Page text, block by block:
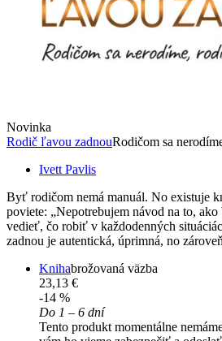
Novinka
Rodič ľavou zadnouRodičom sa
Ivett Pavlis
Byť rodičom nemá manuál. No existuje
poviete: „Nepotrebujem návod na to,
vedieť, čo robiť v každodenných
zadnou je autentická, úprimná, no
Knihabrožovaná väzba
23,13 €
-14 %
Do 1 – 6 dní
Tento produkt momentálne